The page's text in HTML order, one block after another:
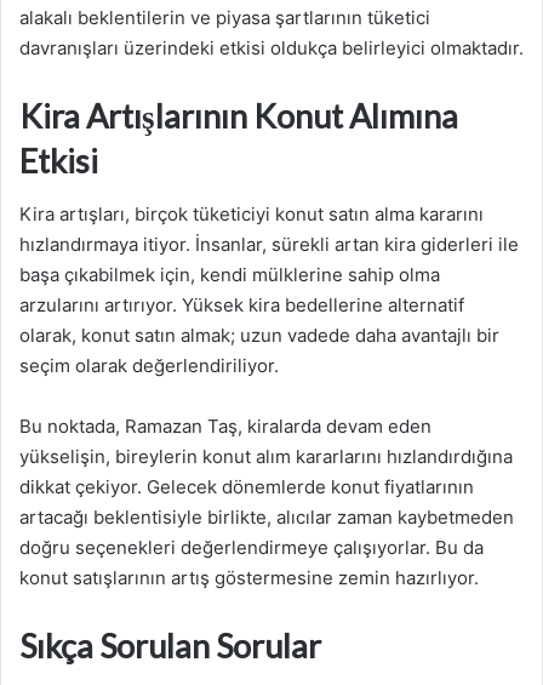
alakalı beklentilerin ve piyasa şartlarının tüketici
davranışları üzerindeki etkisi oldukça belirleyici olmaktadır.
Kira Artışlarının Konut Alımına
Etkisi
Kira artışları, birçok tüketiciyi konut satın alma kararını
hızlandırmaya itiyor. İnsanlar, sürekli artan kira giderleri ile
başa çıkabilmek için, kendi mülklerine sahip olma
arzularını artırıyor. Yüksek kira bedellerine alternatif
olarak, konut satın almak; uzun vadede daha avantajlı bir
seçim olarak değerlendiriliyor.
Bu noktada, Ramazan Taş, kiralarda devam eden
yükselişin, bireylerin konut alım kararlarını hızlandırdığına
dikkat çekiyor. Gelecek dönemlerde konut fiyatlarının
artacağı beklentisiyle birlikte, alıcılar zaman kaybetmeden
doğru seçenekleri değerlendirmeye çalışıyorlar. Bu da
konut satışlarının artış göstermesine zemin hazırlıyor.
Sıkça Sorulan Sorular